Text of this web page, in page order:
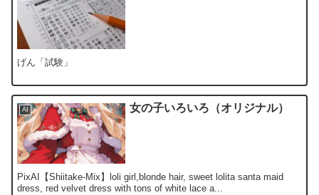
げん「試験」
AI 女の子いろいろ（オリジナル）
PixAI【Shiitake-Mix】loli girl,blonde hair, sweet lolita santa maid
dress, red velvet dress with tons of white lace a...